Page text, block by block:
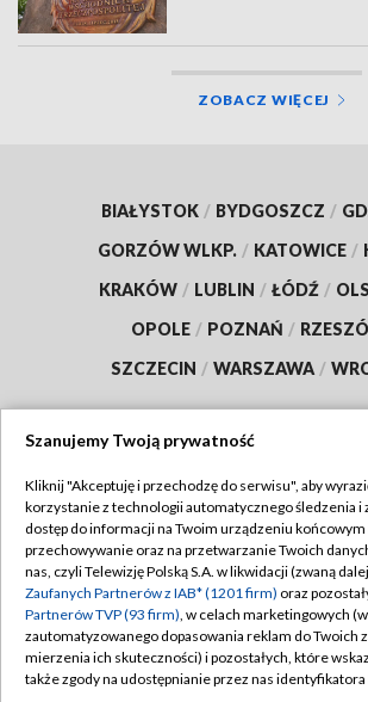
ZOBACZ WIĘCEJ
BIAŁYSTOK / BYDGOSZCZ /
GORZÓW WLKP. / KATOWICE /
KRAKÓW / LUBLIN / ŁÓDŹ /
OPOLE / POZNAŃ /
SZCZECIN / WARSZAWA /
Dołącz do nas:
TVP
Abonament TVP
Emisja w TVP
Centrum informacji TVP
Naziemna Telewizja Cyfrowa
Regulamin TVP
Polityka prywatności
Moje zgody
Szanujemy Twoją prywatność
Kliknij "Akceptuję i przechodzę do serwisu", aby
korzystanie z technologii automatycznego śledzenia i
dostęp do informacji na Twoim urządzeniu końcowym
przechowywanie oraz na przetwarzanie Twoich
nas, czyli Telewizję Polską S.A. w likwidacji (zwaną
Zaufanych Partnerów z IAB* (1201 firm) oraz
Partnerów TVP (93 firm), w celach marketingowych
zautomatyzowanego dopasowania reklam do Twoich
mierzenia ich skuteczności) i pozostałych, które
także zgody na udostępnianie przez nas identyfikatora